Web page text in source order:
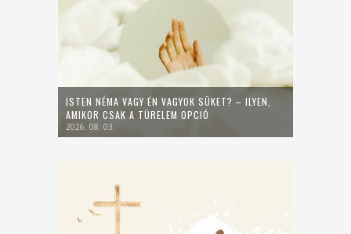
ISTEN NÉMA VAGY ÉN VAGYOK SÜKET? – ILYEN,
AMIKOR CSAK A TÜRELEM OPCIÓ
2026. 08. 03.